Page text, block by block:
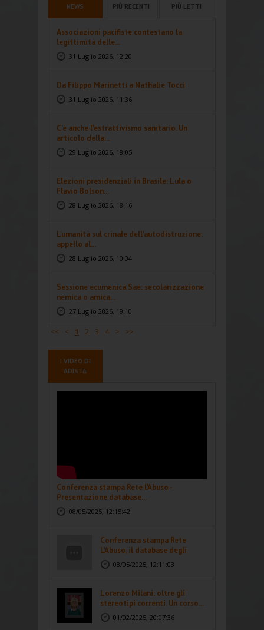
NEWS PIÙ RECENTI PIÙ LETTI
Associazioni pacifiste contestano la
legittimità delle...
31 Luglio 2026, 12:20
Da Filippo Marinetti a Nathalie Tocci
31 Luglio 2026, 11:36
C'è anche l'estrattivismo sanitario. Un
articolo della...
29 Luglio 2026, 18:05
Elezioni presidenziali in Brasile: Lula o
Flavio Bolson...
28 Luglio 2026, 18:16
L'umanità sul crinale dell'autodistruzione:
appello al...
28 Luglio 2026, 10:34
Sessione ecumenica Sae: secolarizzazione
nemica o amica...
27 Luglio 2026, 19:10
<< < 1 2 3 4 > >>
I VIDEO DI
ADISTA
Conferenza stampa Rete l'Abuso -
Presentazione database...
08/05/2025, 12:15:42
Conferenza stampa Rete
L'Abuso, il database degli
abusi...08/05/2025, 12:11:03
Lorenzo Milani: oltre gli
stereotipi correnti. Un corso...
01/02/2025, 20:07:36